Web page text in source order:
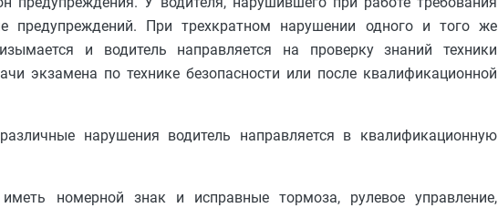
предупреждений. При трехкратном нарушении одного и того же
и водитель направляется на проверку знаний техники
экзамена по технике безопасности или после квалификационной
нарушения водитель направляется в квалификационную
номерной знак и исправные тормоза, рулевое управление,